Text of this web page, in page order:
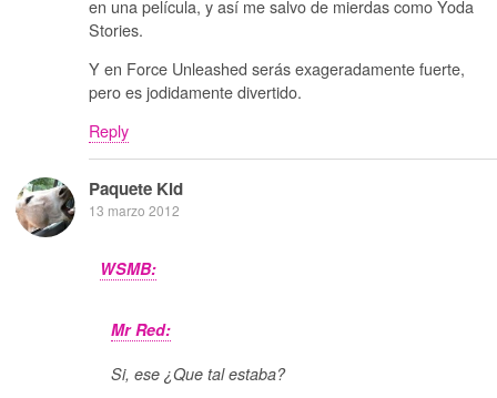
en una película, y así me salvo de mierdas como Yoda
Stories.
Y en Force Unleashed serás exageradamente fuerte,
pero es jodidamente divertido.
Reply
Paquete Kid
13 marzo 2012
WSMB:
Mr Red:
Si, ese ¿Que tal estaba?